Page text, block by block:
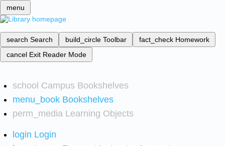
menu
search Search build_circle Toolbar fact_check Homework
cancel Exit Reader Mode
school Campus Bookshelves
menu_book Bookshelves
perm_media Learning Objects
login Login